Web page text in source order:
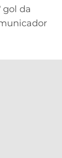
gol da